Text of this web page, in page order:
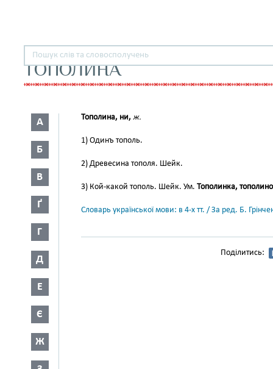
ТОПОЛИНА
А
Б
В
Ґ
Г
Д
Е
Є
Ж
Тополина, ни, ж.
1) Одинъ тополь.
2) Древесина тополя. Шейк.
3) Кой-какой тополь. Шейк. Ум. Тополинка,
Словарь української мови: в 4-х тт. / За ред. Б.
Поділитись: